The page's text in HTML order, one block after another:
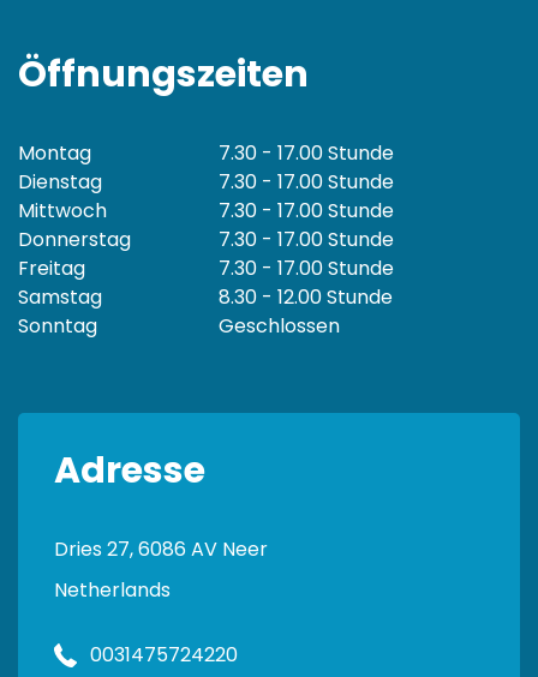
Öffnungszeiten
Montag
7.30 - 17.00 Stunde
Dienstag
7.30 - 17.00 Stunde
Mittwoch
7.30 - 17.00 Stunde
Donnerstag
7.30 - 17.00 Stunde
Freitag
7.30 - 17.00 Stunde
Samstag
8.30 - 12.00 Stunde
Sonntag
Geschlossen
Adresse
Dries 27, 6086 AV Neer
Netherlands
0031475724220